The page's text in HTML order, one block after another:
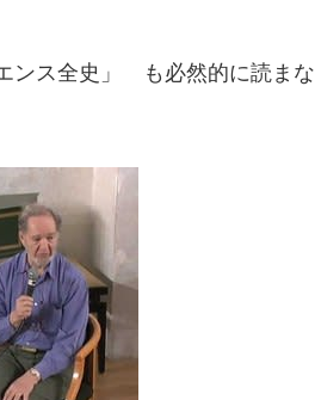
ンス全史」 も必然的に読まな